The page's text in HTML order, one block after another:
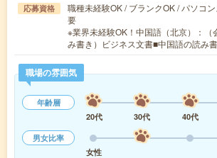
応募資格
職種未経験OK / ブランクOK / パソコ
要
※業界未経験OK！中国語（北京）：（
み書き）ビジネス文書■中国語の読み
職場の雰囲気
年齢層
20代
30代 40代
男女比率
女性